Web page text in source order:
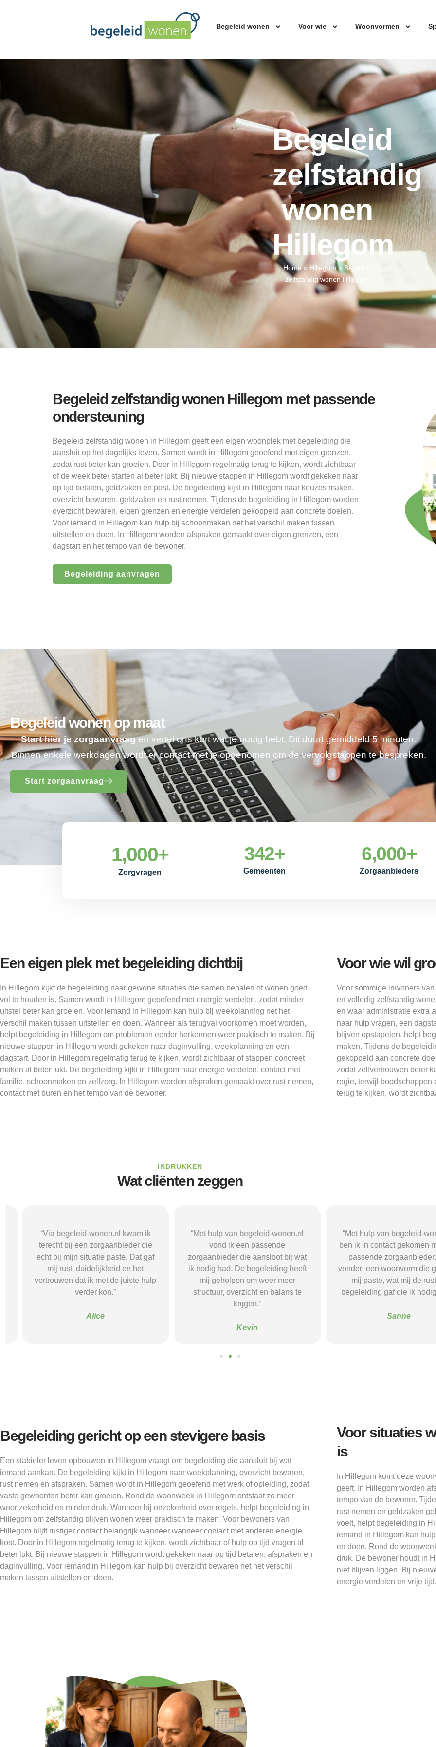
Begeleid wonen Voor wie Woonvormen
Begeleid
zelfstandig
wonen
Hillegom
Home» Hillegom» Begeleid
zelfstandig wonen Hillegom
Begeleid zelfstandig wonen Hillegom met passende
ondersteuning
Begeleid zelfstandig wonen in Hillegom geeft een eigen woonplek met begeleiding die
aansluit op het dagelijks leven. Samen wordt in Hillegom geoefend met eigen grenzen,
zodat rust beter kan groeien. Door in Hillegom regelmatig terug te kijken, wordt zichtbaar
of de week beter starten al beter lukt. Bij nieuwe stappen in Hillegom wordt gekeken naar
op tijd betalen, geldzaken en post. De begeleiding kijkt in Hillegom naar keuzes maken,
overzicht bewaren, geldzaken en rust nemen. Tijdens de begeleiding in Hillegom worden
overzicht bewaren, eigen grenzen en energie verdelen gekoppeld aan concrete doelen.
Voor iemand in Hillegom kan hulp bij schoonmaken net het verschil maken tussen
uitstellen en doen. In Hillegom worden afspraken gemaakt over eigen grenzen, een
dagstart en het tempo van de bewoner.
Begeleiding aanvragen
Begeleid wonen op maat
Start hier je zorgaanvraagen vertel ons kort wat je nodig hebt. Dit duurt gemiddeld 5 minuten.
Binnen enkele werkdagen wordt er contact met je opgenomen om de vervolgstappen te bespreken.
Start zorgaanvraag
Zorgvragen
1,000+
Gemeenten
342+
Zorgaanbieders
6,000+
Een eigen plek met begeleiding dichtbij
In Hillegom kijkt de begeleiding naar gewone situaties die samen bepalen of wonen goed
vol te houden is. Samen wordt in Hillegom geoefend met energie verdelen, zodat minder
uitstel beter kan groeien. Voor iemand in Hillegom kan hulp bij weekplanning net het
verschil maken tussen uitstellen en doen. Wanneer als terugval voorkomen moet worden,
helpt begeleiding in Hillegom om problemen eerder herkennen weer praktisch te maken. Bij
nieuwe stappen in Hillegom wordt gekeken naar daginvulling, weekplanning en een
dagstart. Door in Hillegom regelmatig terug te kijken, wordt zichtbaar of stappen concreet
maken al beter lukt. De begeleiding kijkt in Hillegom naar energie verdelen, contact met
familie, schoonmaken en zelfzorg. In Hillegom worden afspraken gemaakt over rust nemen,
contact met buren en het tempo van de bewoner.
Voor wie wil
Voor sommige inwoners
en volledig zelfstandig
en waar administratie extra
naar hulp vragen, een
blijven opstapelen, helpt
maken. Tijdens de
gekoppeld aan concrete
zodat zelfvertrouwen beter
regie, terwijl boodschappen
terug te kijken, wordt
INDRUKKEN
Wat cliënten zeggen
“Via begeleid-wonen.nl kwam ik
terecht bij een zorgaanbieder die
echt bij mijn situatie paste. Dat gaf
mij rust, duidelijkheid en het
vertrouwen dat ik met de juiste hulp
verder kon.”
Alice
“Met hulp van begeleid-wonen.nl
vond ik een passende
zorgaanbieder die aansloot bij wat
ik nodig had. De begeleiding heeft
mij geholpen om weer meer
structuur, overzicht en balans te
krijgen.”
Kevin
“Met hulp van begeleid-
ben ik in contact gekomen met
passende zorgaanbieder. We
vonden een woonvorm die goed
mij paste, wat mij de rust en
begeleiding gaf die ik nodig had."
Sanne
Begeleiding gericht op een stevigere basis
Een stabieler leven opbouwen in Hillegom vraagt om begeleiding die aansluit bij wat
iemand aankan. De begeleiding kijkt in Hillegom naar weekplanning, overzicht bewaren,
rust nemen en afspraken. Samen wordt in Hillegom geoefend met werk of opleiding, zodat
vaste gewoonten beter kan groeien. Rond de woonweek in Hillegom ontstaat zo meer
woonzekerheid en minder druk. Wanneer bij onzekerheid over regels, helpt begeleiding in
Hillegom om zelfstandig blijven wonen weer praktisch te maken. Voor bewoners van
Hillegom blijft rustiger contact belangrijk wanneer wanneer contact met anderen energie
kost. Door in Hillegom regelmatig terug te kijken, wordt zichtbaar of hulp op tijd vragen al
beter lukt. Bij nieuwe stappen in Hillegom wordt gekeken naar op tijd betalen, afspraken en
daginvulling. Voor iemand in Hillegom kan hulp bij overzicht bewaren net het verschil
maken tussen uitstellen en doen.
Voor situaties
is
In Hillegom komt deze
geeft. In Hillegom worden
tempo van de bewoner.
rust nemen en geldzaken
voelt, helpt begeleiding in
iemand in Hillegom kan
en doen. Rond de
druk. De bewoner houdt in
niet blijven liggen. Bij
energie verdelen en vrije tijd.